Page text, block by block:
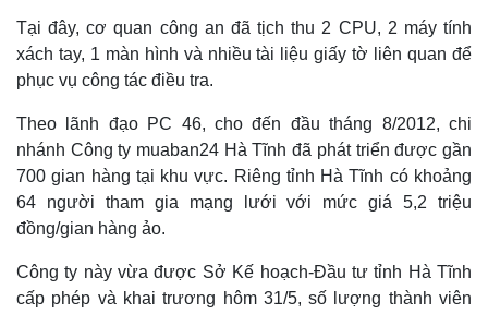
Tại đây, cơ quan công an đã tịch thu 2 CPU, 2 máy tính
xách tay, 1 màn hình và nhiều tài liệu giấy tờ liên quan để
phục vụ công tác điều tra.
Theo lãnh đạo PC 46, cho đến đầu tháng 8/2012, chi
nhánh Công ty muaban24 Hà Tĩnh đã phát triển được gần
700 gian hàng tại khu vực. Riêng tỉnh Hà Tĩnh có khoảng
64 người tham gia mạng lưới với mức giá 5,2 triệu
đồng/gian hàng ảo.
Công ty này vừa được Sở Kế hoạch-Đầu tư tỉnh Hà Tĩnh
cấp phép và khai trương hôm 31/5, số lượng thành viên